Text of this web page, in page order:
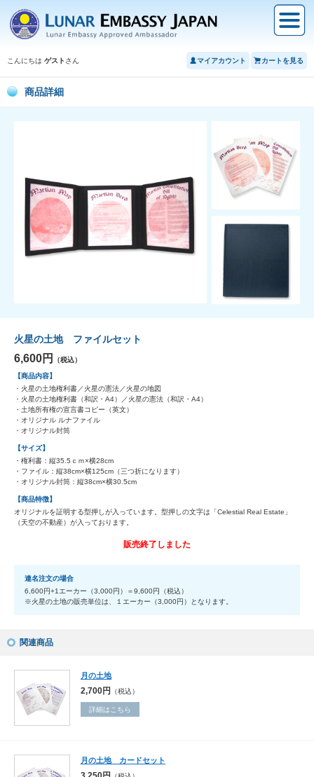
マイアカウント カートを見る
こんにちは ゲスト さん
商品詳細
火星の土地 ファイルセット
6,600円 （税込）
【商品内容】
・火星の土地権利書／火星の憲法／火星の地図
・火星の土地権利書（和訳・A4）／火星の憲法（和訳・A4）
・土地所有権の宣言書コピー（英文）
・オリジナル ルナファイル
・オリジナル封筒
【サイズ】
・権利書：縦35.5ｃｍ×横28cm
・ファイル：縦38cm×横125cm（三つ折になります）
・オリジナル封筒：縦38cm×横30.5cm
【商品特徴】
オリジナルを証明する型押しが入っています。型押しの文字は「Celestial Real Estate」
（天空の不動産）が入っております。
販売終了しました
連名注文の場合
6,600円+1エーカー（3,000円）＝9,600円（税込）
※火星の土地の販売単位は、１エーカー（3,000円）となります。
関連商品
月の土地
2,700円 （税込）
詳細はこちら
月の土地 カードセット